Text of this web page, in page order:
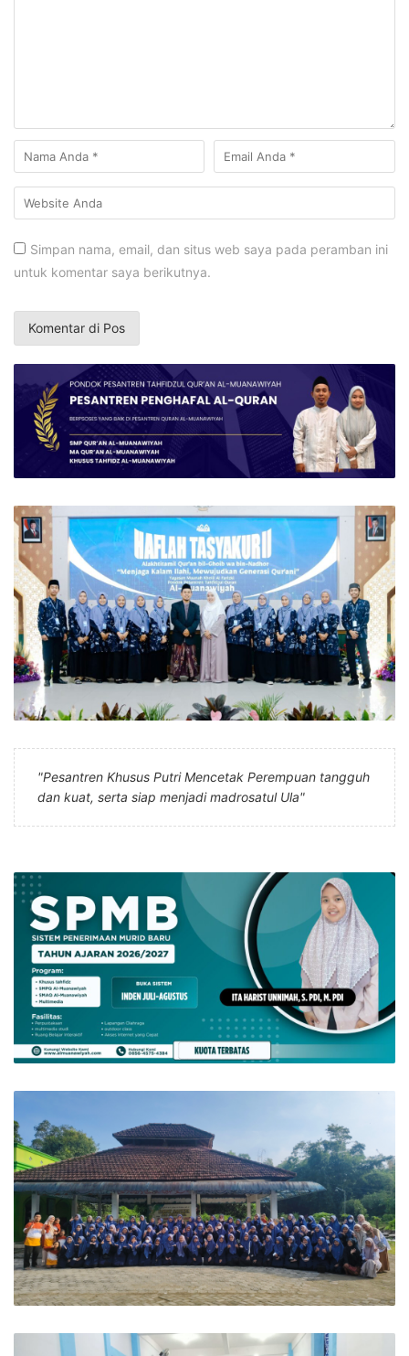
Simpan nama, email, dan situs web saya pada peramban ini
untuk komentar saya berikutnya.
"Pesantren Khusus Putri Mencetak Perempuan tangguh
dan kuat, serta siap menjadi madrosatul Ula"